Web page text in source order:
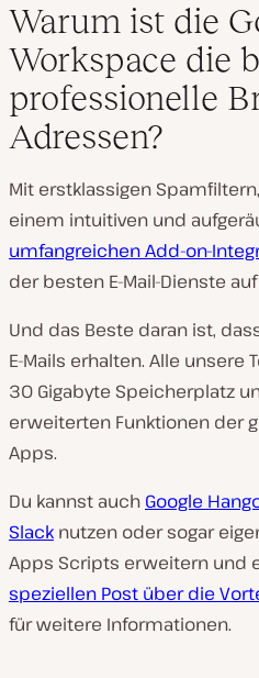
Warum ist die
Workspace die
professionelle
Adressen?
Mit erstklassigen
einem intuitiven und
umfangreichen Add-on-
der besten E-Mail-Dienste
Und das Beste daran ist,
E-Mails erhalten. Alle
30 Gigabyte Speicherplatz
erweiterten Funktionen der
Apps.
Du kannst auch Google
Slack nutzen oder sogar
Apps Scripts erweitern und
speziellen Post über die
für weitere Informationen.